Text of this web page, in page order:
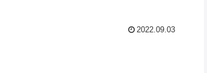
2022.09.03